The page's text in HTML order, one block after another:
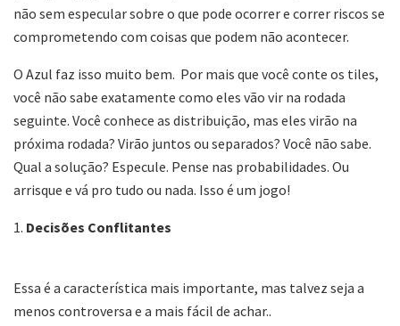
não sem especular sobre o que pode ocorrer e correr riscos se
comprometendo com coisas que podem não acontecer.
O Azul faz isso muito bem. Por mais que você conte os tiles,
você não sabe exatamente como eles vão vir na rodada
seguinte. Você conhece as distribuição, mas eles virão na
próxima rodada? Virão juntos ou separados? Você não sabe.
Qual a solução? Especule. Pense nas probabilidades. Ou
arrisque e vá pro tudo ou nada. Isso é um jogo!
1. Decisões Conflitantes
Essa é a característica mais importante, mas talvez seja a
menos controversa e a mais fácil de achar..